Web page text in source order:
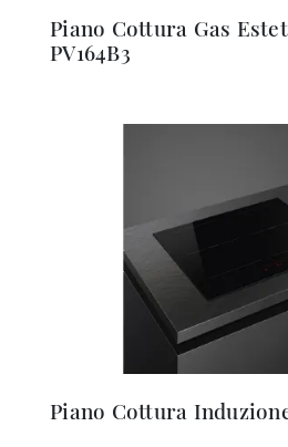
Piano Cottura Gas
PV164B3
Piano Cottura Induzione